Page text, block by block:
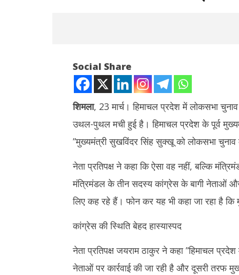
NOW VIEWING
लोकसभा चुनाव के बाद पद से हटा देगी कांग्रेस
March
23,
2024
देवेंद्रनाथ महतो
March
23,
2024
Social Share
शिमला, 23 मार्च। हिमाचल प्रदेश में लोकसभा
उथल-पुथल मची हुई है। हिमाचल प्रदेश के पूर्व
”मुख्यमंत्री सुखविंदर सिंह सुक्खू को लोकसभा चुनाव
नेता प्रतिपक्ष ने कहा कि ऐसा वह नहीं, बल्कि
मंत्रिमंडल के तीन सदस्य कांग्रेस के बागी नेताओं
लिए कह रहे हैं। फोन कर यह भी कहा जा रहा है कि
कांग्रेस की स्थिति बेहद हास्यास्पद
नेता प्रतिपक्ष जयराम ठाकुर ने कहा ”हिमाचल
नेताओं पर कार्रवाई की जा रही है और दूसरी तरफ